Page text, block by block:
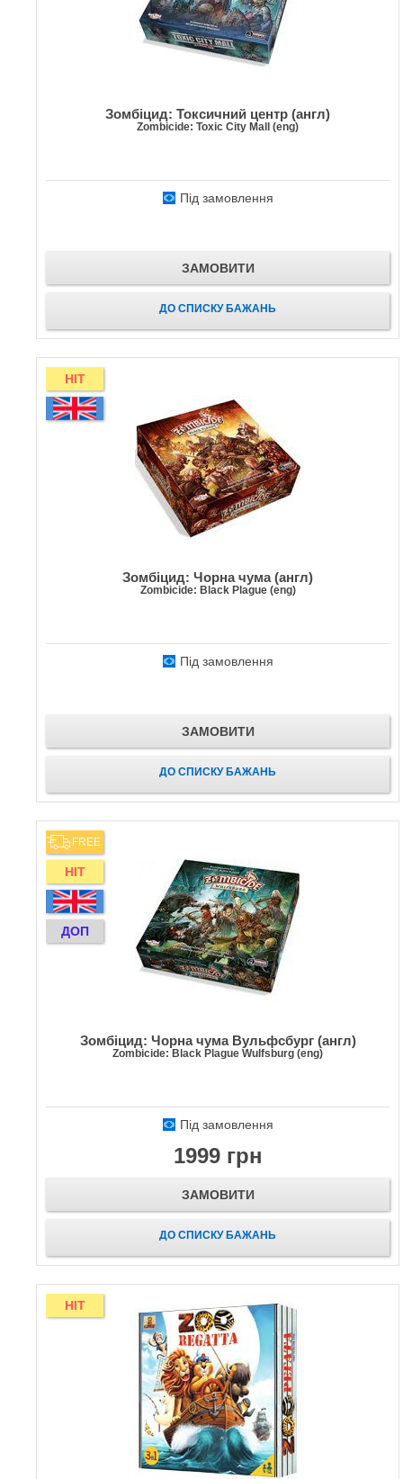
Зомбіцид: Токсичний центр (англ)
Zombicide: Toxic City Mall (eng)
Під замовлення
ЗАМОВИТИ
ДО СПИСКУ БАЖАНЬ
HIT
Зомбіцид: Чорна чума (англ)
Zombicide: Black Plague (eng)
Під замовлення
ЗАМОВИТИ
ДО СПИСКУ БАЖАНЬ
FREE
HIT
ДОП
Зомбіцид: Чорна чума Вульфсбург (англ)
Zombicide: Black Plague Wulfsburg (eng)
Під замовлення
1999 грн
ЗАМОВИТИ
ДО СПИСКУ БАЖАНЬ
HIT